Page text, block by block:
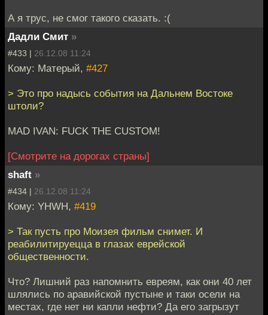
А я трус, не смог такого сказать. :(
Дадли Смит »
#433 | 26.12.08 11:24
Кому: Матерый, #427
> Это про надысь события на Дальнем Востоке
штоли?
MAD IVAN: FUCK THE CUSTOM!
[Смотрите на дорогах страны]
shaft »
#434 | 26.12.08 11:24
Кому: YHWH, #419
> Так пусть про Моизея фильм снимет. И
реабилитируецца в глазах еврейской
общественности.
Что? Лишний раз напомнить евреям, как они 40 лет
шлялись по аравийской пустыне и таки осели на
местах, где нет ни капли нефти? Да его загрызут